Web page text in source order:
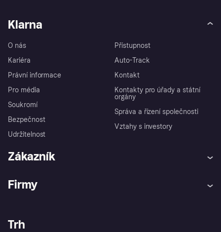
Klarna
O nás
Kariéra
Právní informace
Pro média
Soukromí
Bezpečnost
Udržitelnost
Přístupnost
Auto-Track
Kontakt
Kontakty pro úřady a státní
orgány
Správa a řízení společnosti
Vztahy s investory
Zákazník
Nápověda
Přihlášení
Prozkoumejte obchody
Firmy
Přihlášení pro obchodníky
Trh